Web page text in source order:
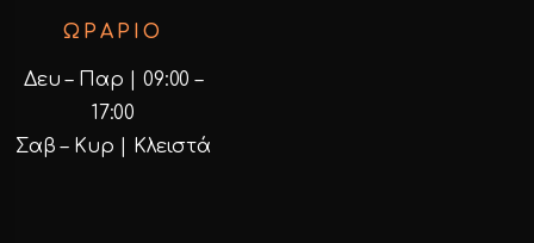
ΩΡΑΡΙΟ
Δευ – Παρ | 09:00 –
17:00
Σαβ – Κυρ | Κλειστά